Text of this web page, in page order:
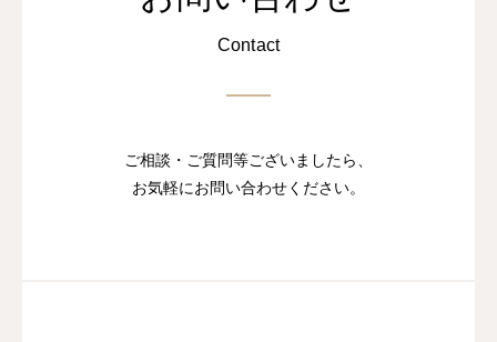
Contact
ご相談・ご質問等ございましたら、
お気軽にお問い合わせください。